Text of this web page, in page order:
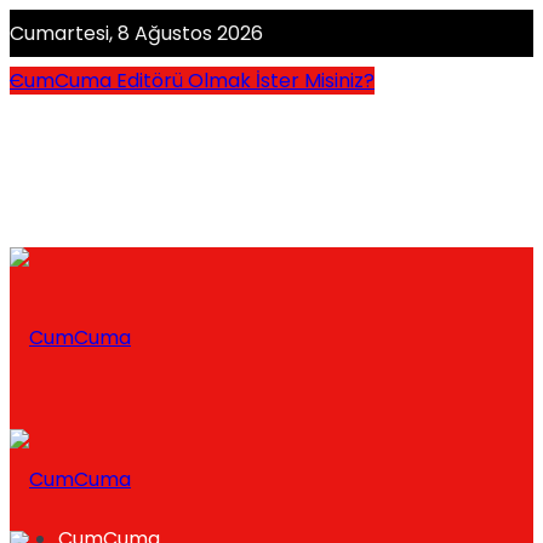
Cumartesi, 8 Ağustos 2026
CumCuma Editörü Olmak İster Misiniz?